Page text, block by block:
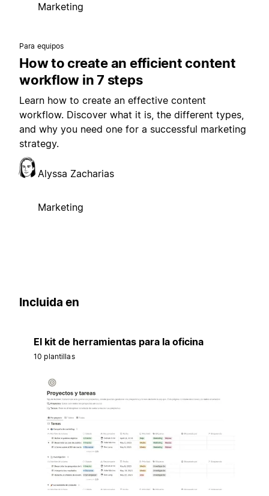
Marketing
Para equipos
How to create an efficient content
workflow in 7 steps
Learn how to create an effective content
workflow. Discover what it is, the different types,
and why you need one for a successful marketing
strategy.
Alyssa Zacharias
Marketing
Incluida en
El kit de herramientas para la oficina
10 plantillas